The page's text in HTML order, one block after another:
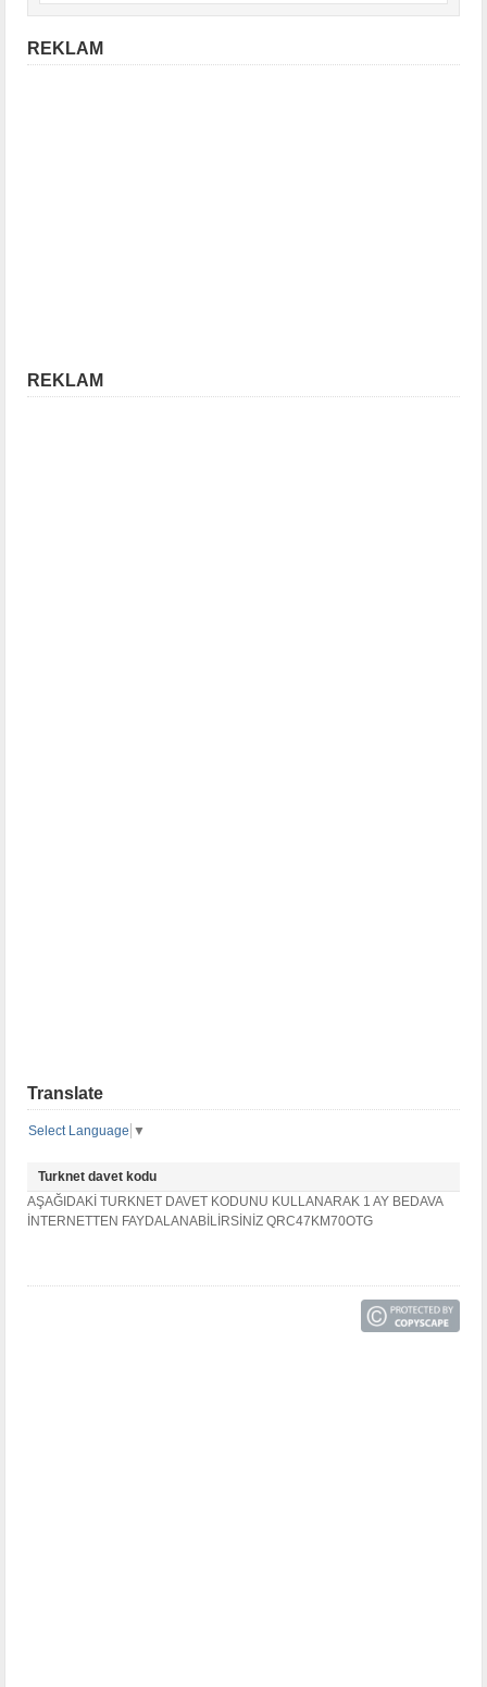
REKLAM
REKLAM
Translate
Select Language ▼
Turknet davet kodu
AŞAĞIDAKİ TURKNET DAVET KODUNU KULLANARAK 1 AY BEDAVA
İNTERNETTEN FAYDALANABİLİRSİNİZ QRC47KM70OTG